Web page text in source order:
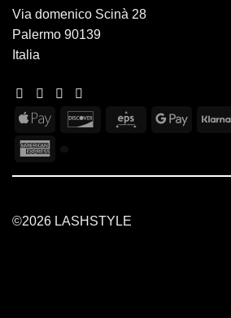
Via domenico Scinà 28
Palermo 90139
Italia
Apple
Discover Eps
Google
©2026 LASHSTYLE